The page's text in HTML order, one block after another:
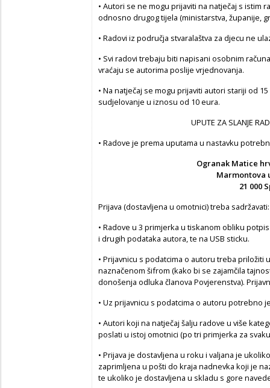
• Autori se ne mogu prijaviti na natječaj s istim
odnosno drugog tijela (ministarstva, županije,
• Radovi iz područja stvaralaštva za djecu ne
• Svi radovi trebaju biti napisani osobnim
vraćaju se autorima poslije vrjednovanja.
• Na natječaj se mogu prijaviti autori stariji od
sudjelovanje u iznosu od 10 eura.
UPUTE ZA SLANJE
• Radove je prema uputama u nastavku
Ogranak Matice
Marmontova
21 000
Prijava (dostavljena u omotnici) treba sadržavati:
• Radove u 3 primjerka u tiskanom obliku
i drugih podataka autora, te na USB sticku.
• Prijavnicu s podatcima o autoru treba
naznačenom šifrom (kako bi se zajamčila
donošenja odluka članova Povjerenstva).
• Uz prijavnicu s podatcima o autoru potrebno
• Autori koji na natječaj šalju radove u više
poslati u istoj omotnici (po tri primjerka za
• Prijava je dostavljena u roku i valjana je
zaprimljena u pošti do kraja nadnevka koji je
te ukoliko je dostavljena u skladu s gore